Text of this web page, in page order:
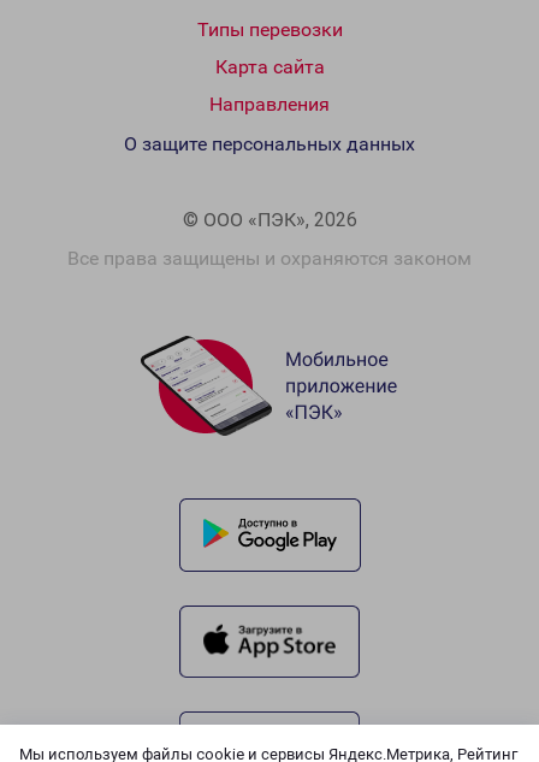
Мы используем файлы cookie и сервисы Яндекс.Метрика, Рейтинг
Типы перевозки
Карта сайта
Направления
© ООО «ПЭК», 2026
Все права защищены и охраняются законом
О защите персональных данных